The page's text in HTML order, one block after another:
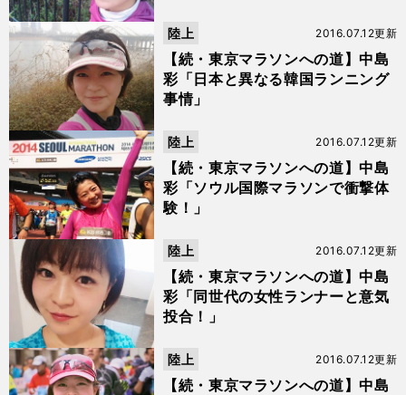
【続・東京マラソンへの道】中島
彩「日本と異なる韓国ランニング
事情」
2016.07.12更新
陸上
【続・東京マラソンへの道】中島
彩「ソウル国際マラソンで衝撃体
験！」
2016.07.12更新
陸上
【続・東京マラソンへの道】中島
彩「同世代の女性ランナーと意気
投合！」
2016.07.12更新
陸上
【続・東京マラソンへの道】中島
2016.07.12更新
陸上